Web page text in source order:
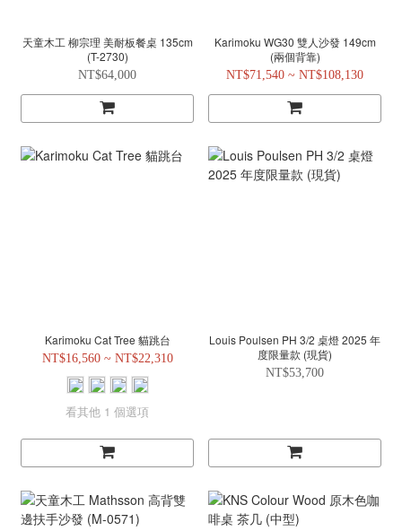
天童木工 柳宗理 美耐板餐桌 135cm
(T-2730)
NT$64,000
Karimoku WG30 雙人沙發 149cm
(兩個背靠)
NT$71,540 ~ NT$108,130
Karimoku Cat Tree 貓跳台
NT$16,560 ~ NT$22,310
看其他 1 個選項
Louis Poulsen PH 3/2 桌燈 2025 年
度限量款 (現貨)
NT$53,700